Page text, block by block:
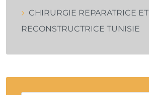
CHIRURGIE REPARATRICE ET
RECONSTRUCTRICE TUNISIE